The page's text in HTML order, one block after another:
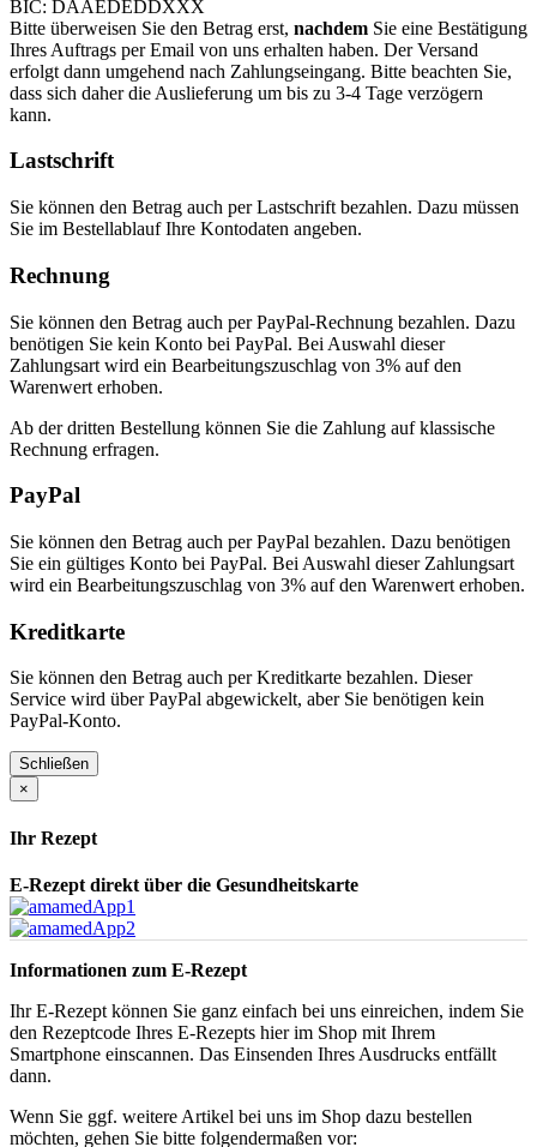
BIC: DAAEDEDDXXX
Bitte überweisen Sie den Betrag erst, nachdem Sie eine Bestätigung
Ihres Auftrags per Email von uns erhalten haben. Der Versand
erfolgt dann umgehend nach Zahlungseingang. Bitte beachten Sie,
dass sich daher die Auslieferung um bis zu 3-4 Tage verzögern
kann.
Lastschrift
Sie können den Betrag auch per Lastschrift bezahlen. Dazu müssen
Sie im Bestellablauf Ihre Kontodaten angeben.
Rechnung
Sie können den Betrag auch per PayPal-Rechnung bezahlen. Dazu
benötigen Sie kein Konto bei PayPal. Bei Auswahl dieser
Zahlungsart wird ein Bearbeitungszuschlag von 3% auf den
Warenwert erhoben.
Ab der dritten Bestellung können Sie die Zahlung auf klassische
Rechnung erfragen.
PayPal
Sie können den Betrag auch per PayPal bezahlen. Dazu benötigen
Sie ein gültiges Konto bei PayPal. Bei Auswahl dieser Zahlungsart
wird ein Bearbeitungszuschlag von 3% auf den Warenwert erhoben.
Kreditkarte
Sie können den Betrag auch per Kreditkarte bezahlen. Dieser
Service wird über PayPal abgewickelt, aber Sie benötigen kein
PayPal-Konto.
Schließen
×
Ihr Rezept
E-Rezept direkt über die Gesundheitskarte
Informationen zum E-Rezept
Ihr E-Rezept können Sie ganz einfach bei uns einreichen, indem Sie
den Rezeptcode Ihres E-Rezepts hier im Shop mit Ihrem
Smartphone einscannen. Das Einsenden Ihres Ausdrucks entfällt
dann.
Wenn Sie ggf. weitere Artikel bei uns im Shop dazu bestellen
möchten, gehen Sie bitte folgendermaßen vor: